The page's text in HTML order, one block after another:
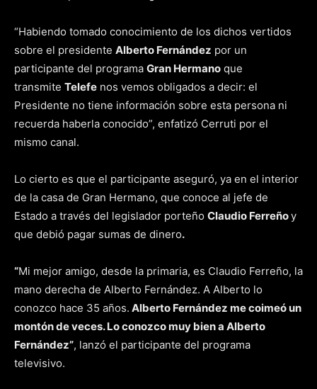
“Habiendo tomado conocimiento de los dichos vertidos
sobre el presidente Alberto Fernández por un
participante del programa Gran Hermano que
transmite Telefe nos vemos obligados a decir: el
Presidente no tiene información sobre esta persona ni
recuerda haberla conocido”, enfatizó Cerruti por el
mismo canal.
Lo cierto es que el participante aseguró, ya en el interior
de la casa de Gran Hermano, que conoce al jefe de
Estado a través del legislador porteño Claudio Ferreñoy
que debió pagar sumas de dinero.
“Mi mejor amigo, desde la primaria, es Claudio Ferreño, la
mano derecha de Alberto Fernández. A Alberto lo
conozco hace 35 años. Alberto Fernández me coimeó un
montón de veces. Lo conozco muy bien a Alberto
Fernández”, lanzó el participante del programa
televisivo.